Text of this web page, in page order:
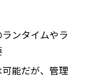
ンタイムやラ
能だが、管理